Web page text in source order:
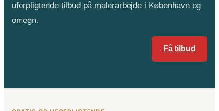
uforpligtende tilbud på malerarbejde i København og
omegn.
Få tilbud